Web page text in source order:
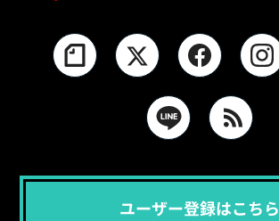
ユーザー登録はこちら